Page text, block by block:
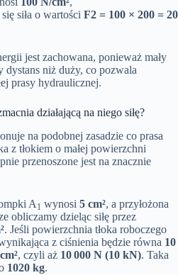
siła o wartości F2 = 100 × 200 = 20
jest zachowana, ponieważ mały
dystans niż duży, co pozwala
prasy hydraulicznej.
działającą na niego siłę?
na podobnej zasadzie co prasa
z tłokiem o małej powierzchni
przenoszone jest na znacznie
A 1 wynosi 5 cm², a przyłożona
obliczamy dzieląc siłę przez
. Jeśli powierzchnia tłoka roboczego
z ciśnienia będzie równa 10
, czyli aż 10 000 N (10 kN). Taka
1020 kg.